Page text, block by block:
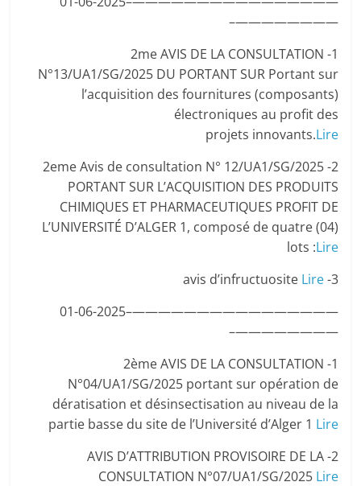
————————–
1- 2me AVIS DE LA CONSULTATION
N°13/UA1/SG/2025 DU PORTANT SUR Portant sur
l’acquisition des fournitures (composants)
électroniques au profit des
projets innovants.Lire
2- 2eme Avis de consultation N° 12/UA1/SG/2025
PORTANT SUR L’ACQUISITION DES PRODUITS
CHIMIQUES ET PHARMACEUTIQUES PROFIT DE
L’UNIVERSITÉ D’ALGER 1, composé de quatre (04)
lots :Lire
3- avis d’infructuosite
Lire
————————————————–01-06-2025
————————–
1- 2ème AVIS DE LA CONSULTATION
N°04/UA1/SG/2025 portant sur opération de
dératisation et désinsectisation au niveau de la
partie basse du site de l’Université d’Alger 1 Lire
2- AVIS D’ATTRIBUTION PROVISOIRE DE LA
CONSULTATION N°07/UA1/SG/2025 Lire